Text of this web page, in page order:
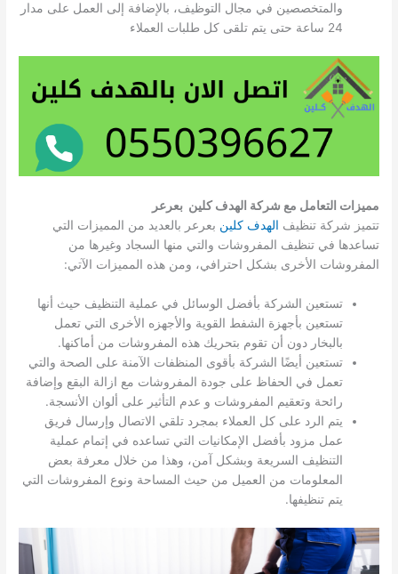
والمتخصصين في مجال التوظيف، بالإضافة إلى العمل على مدار
24 ساعة حتى يتم تلقى كل طلبات العملاء
مميزات التعامل مع شركة الهدف كلين بعرعر
تتميز شركة تنظيف الهدف كلين بعرعر بالعديد من المميزات التي
تساعدها في تنظيف المفروشات والتي منها السجاد وغيرها من
المفروشات الأخرى بشكل احترافي، ومن هذه المميزات الآتي:
تستعين الشركة بأفضل الوسائل في عملية التنظيف حيث أنها
تستعين بأجهزة الشفط القوية والأجهزه الأخرى التي تعمل
بالبخار دون أن تقوم بتحريك هذه المفروشات من أماكنها.
تستعين أيضًا الشركة بأقوى المنظفات الآمنة على الصحة والتي
تعمل في الحفاظ على جودة المفروشات مع ازالة البقع وإضافة
رائحة وتعقيم المفروشات و عدم التأثير على ألوان الأنسجة.
يتم الرد على كل العملاء بمجرد تلقي الاتصال وإرسال فريق
عمل مزود بأفضل الإمكانيات التي تساعده في إتمام عملية
التنظيف السريعة وبشكل آمن، وهذا من خلال معرفة بعض
المعلومات من العميل من حيث المساحة ونوع المفروشات التي
يتم تنظيفها.